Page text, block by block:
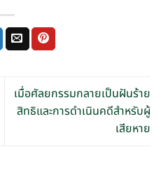
เมื่อศัลยกรรมกลายเป็นฝันร้าย
สิทธิและการดำเนินคดีสำหรับผู้
เสียหาย